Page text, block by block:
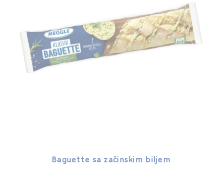
Baguette sa začinskim biljem